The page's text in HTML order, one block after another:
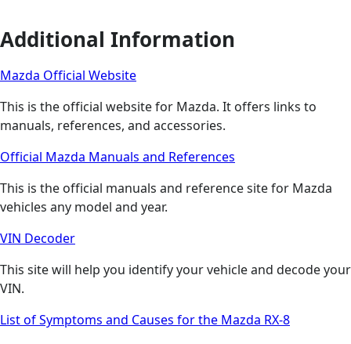
Additional Information
Mazda Official Website
This is the official website for Mazda. It offers links to
manuals, references, and accessories.
Official Mazda Manuals and References
This is the official manuals and reference site for Mazda
vehicles any model and year.
VIN Decoder
This site will help you identify your vehicle and decode your
VIN.
List of Symptoms and Causes for the Mazda RX-8